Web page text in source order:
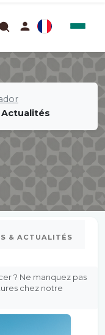
Actualités
& ACTUALITÉS
? Ne manquez pas
chez notre